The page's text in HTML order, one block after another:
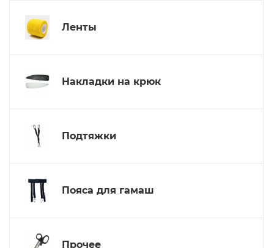
Ленты
Накладки на крюк
Подтяжки
Пояса для гамаш
Прочее